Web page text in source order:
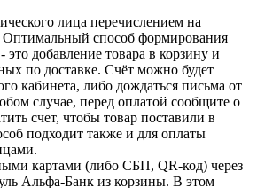
лица перечислением на
Оптимальный способ формирования
это добавление товара в корзину и
по доставке. Счёт можно будет
кабинета, либо дождаться письма от
случае, перед оплатой сообщите о
счет, чтобы товар поставили в
подходит также и для оплаты
картами (либо СБП, QR-код) через
Альфа-Банк из корзины. В этом